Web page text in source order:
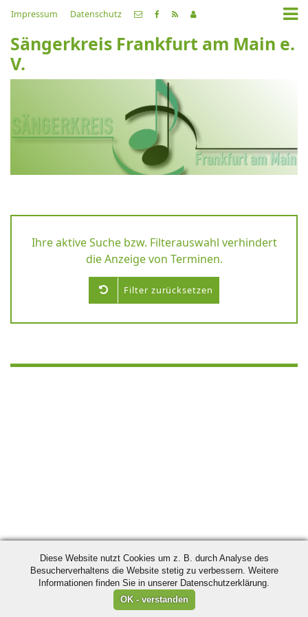
Impressum Datenschutz
Sängerkreis Frankfurt am Main e.
V.
Ihre aktive Suche bzw. Filterauswahl verhindert
die Anzeige von Terminen.
Filter zurücksetzen
Diese Website nutzt Cookies um z. B. durch Analyse des
Besucherverhaltens die Website stetig zu verbessern. Weitere
Informationen finden Sie in unserer Datenschutzerklärung.